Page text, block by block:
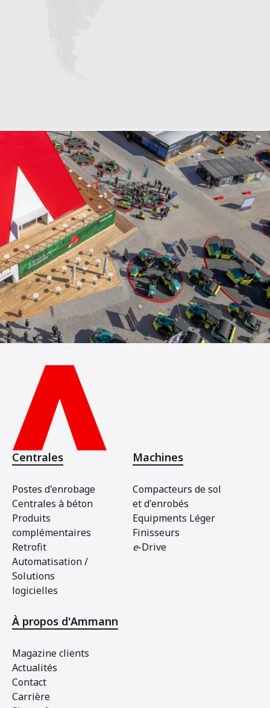
Centrales
Postes d'enrobage
Centrales à béton
Produits
complémentaires
Retrofit
Automatisation /
Solutions
logicielles
Machines
Compacteurs de sol
et d'enrobés
Equipments Léger
Finisseurs
e-Drive
À propos d'Ammann
Magazine clients
Actualités
Contact
Carrière